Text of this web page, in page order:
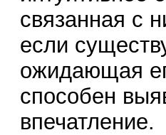
связанная с
если
ожидающая
способен
впечатление.